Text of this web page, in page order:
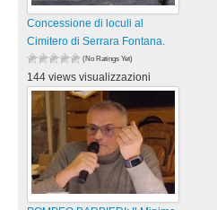
Concessione di loculi al
Cimitero di Serrara Fontana.
(No Ratings Yet)
144 views visualizzazioni